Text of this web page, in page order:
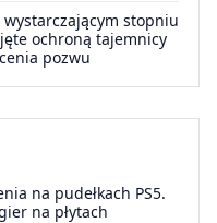
stopniu
ochroną tajemnicy
pozwu
na pudełkach PS5.
na płytach